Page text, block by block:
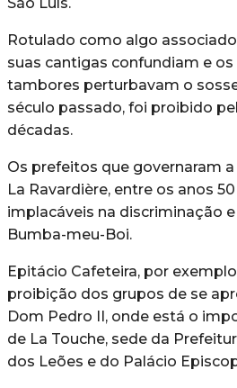
Rotulado como algo
suas cantigas confundiam e
tambores perturbavam o
século passado, foi proibido
décadas.
Os prefeitos que governaram
La Ravardière, entre os anos
implacáveis na discriminação
Bumba-meu-Boi.
Epitácio Cafeteira, por
proibição dos grupos de se
Dom Pedro II, onde está o
de La Touche, sede da
dos Leões e do Palácio